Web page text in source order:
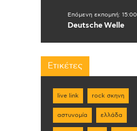
Επόμενη εκπομπή: 15:00
Deutsche Welle
Ετικέτες
live link rock σκηνη
αστυνομία ελλάδα